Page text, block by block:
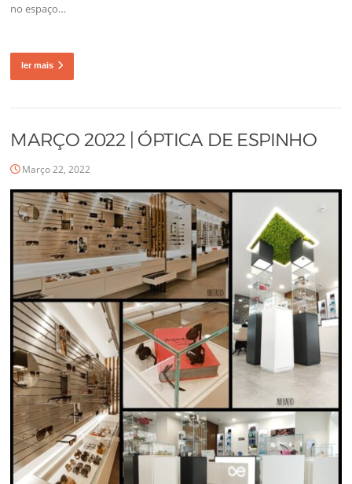
no espaço…
ler mais
MARÇO 2022 | ÓPTICA DE ESPINHO
Março 22, 2022